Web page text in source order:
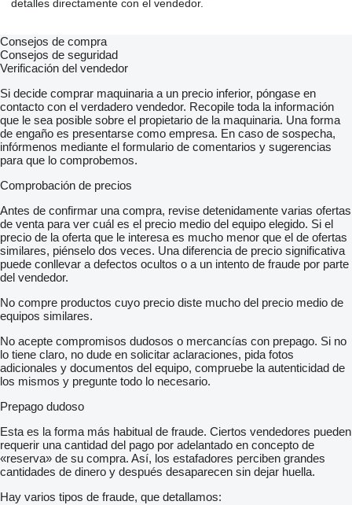
detalles directamente con el vendedor.
Consejos de compra
Consejos de seguridad
Verificación del vendedor
Si decide comprar maquinaria a un precio inferior, póngase en
contacto con el verdadero vendedor. Recopile toda la información
que le sea posible sobre el propietario de la maquinaria. Una forma
de engaño es presentarse como empresa. En caso de sospecha,
infórmenos mediante el formulario de comentarios y sugerencias
para que lo comprobemos.
Comprobación de precios
Antes de confirmar una compra, revise detenidamente varias ofertas
de venta para ver cuál es el precio medio del equipo elegido. Si el
precio de la oferta que le interesa es mucho menor que el de ofertas
similares, piénselo dos veces. Una diferencia de precio significativa
puede conllevar a defectos ocultos o a un intento de fraude por parte
del vendedor.
No compre productos cuyo precio diste mucho del precio medio de
equipos similares.
No acepte compromisos dudosos o mercancías con prepago. Si no
lo tiene claro, no dude en solicitar aclaraciones, pida fotos
adicionales y documentos del equipo, compruebe la autenticidad de
los mismos y pregunte todo lo necesario.
Prepago dudoso
Esta es la forma más habitual de fraude. Ciertos vendedores pueden
requerir una cantidad del pago por adelantado en concepto de
«reserva» de su compra. Así, los estafadores perciben grandes
cantidades de dinero y después desaparecen sin dejar huella.
Hay varios tipos de fraude, que detallamos: